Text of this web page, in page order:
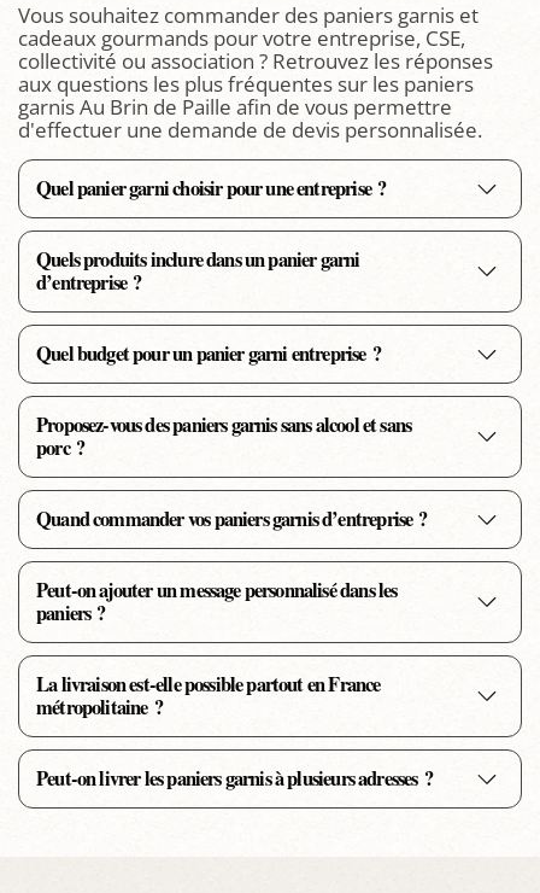
Vous souhaitez commander des paniers garnis et
cadeaux gourmands pour votre entreprise, CSE,
collectivité ou association ? Retrouvez les réponses
aux questions les plus fréquentes sur les paniers
garnis Au Brin de Paille afin de vous permettre
d'effectuer une demande de devis personnalisée.
Quel panier garni choisir pour une entreprise ?
Quels produits inclure dans un panier garni
d’entreprise ?
Quel budget pour un panier garni entreprise ?
Proposez-vous des paniers garnis sans alcool et sans
porc ?
Quand commander vos paniers garnis d’entreprise ?
Peut-on ajouter un message personnalisé dans les
paniers ?
La livraison est-elle possible partout en France
métropolitaine ?
Peut-on livrer les paniers garnis à plusieurs adresses ?